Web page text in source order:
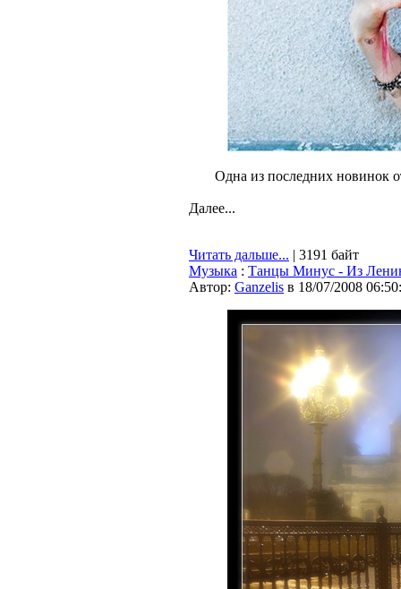
Одна из последних новинок
Далее...
Читать дальше... | 3191 байт
Музыка : Танцы Минус - Из
Автор: Ganzelis в 18/07/2008